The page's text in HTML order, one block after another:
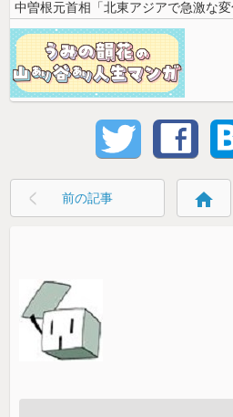
中曽根元首相「北東アジアで急激な
前の記事 home